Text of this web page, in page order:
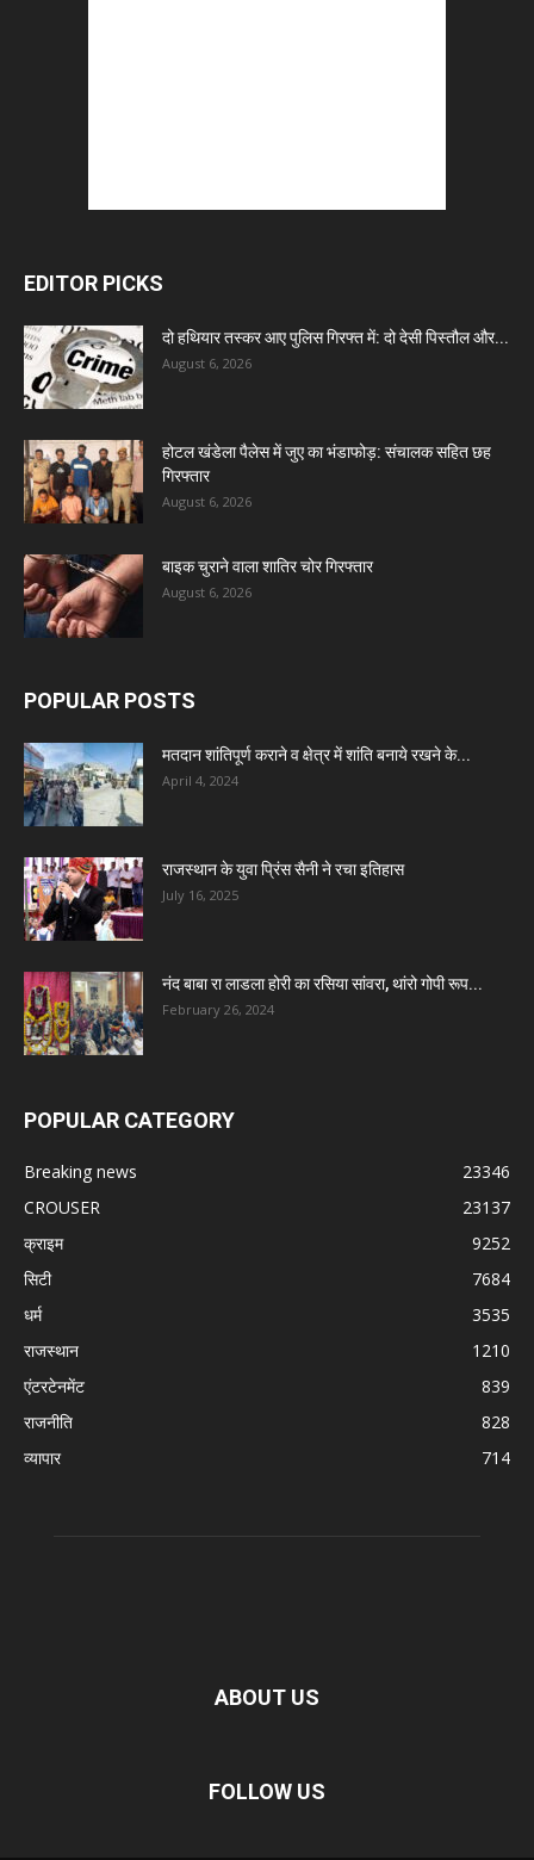
EDITOR PICKS
दो हथियार तस्कर आए पुलिस गिरफ्त में: दो देसी पिस्तौल और...
August 6, 2026
होटल खंडेला पैलेस में जुए का भंडाफोड़: संचालक सहित छह
गिरफ्तार
August 6, 2026
बाइक चुराने वाला शातिर चोर गिरफ्तार
August 6, 2026
POPULAR POSTS
मतदान शांतिपूर्ण कराने व क्षेत्र में शांति बनाये रखने के...
April 4, 2024
राजस्थान के युवा प्रिंस सैनी ने रचा इतिहास
July 16, 2025
नंद बाबा रा लाडला होरी का रसिया सांवरा, थांरो गोपी रूप...
February 26, 2024
POPULAR CATEGORY
Breaking news
23346
CROUSER
23137
क्राइम
9252
सिटी
7684
धर्म
3535
राजस्थान
1210
एंटरटेनमेंट
839
राजनीति
828
व्यापार
714
ABOUT US
FOLLOW US